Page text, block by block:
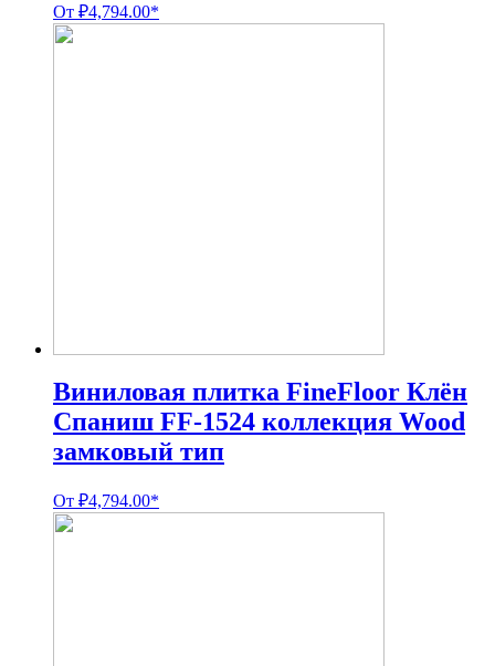
От ₽4,794.00*
Виниловая плитка FineFloor Клён
Спаниш FF-1524 коллекция Wood
замковый тип
От ₽4,794.00*